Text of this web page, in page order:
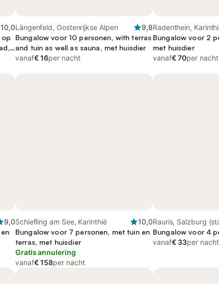
10,0
op
Längenfeld, Oostenrijkse Alpen
9,8
Bungalow voor 10 personen, with terras
and tuin as well as sauna, met huisdier
vanaf€ 16per nacht
Radenthein,
Bungalow voor 2
met huisdier
vanaf€ 70per nacht
9,0Schiefling am See, Karinthië
10,0
Bungalow voor 7 personen, met tuin en
terras, met huisdier
Gratis annulering
vanaf€ 158per nacht
Rauris, Salzburg
Bungalow voor 4
vanaf€ 33per nacht